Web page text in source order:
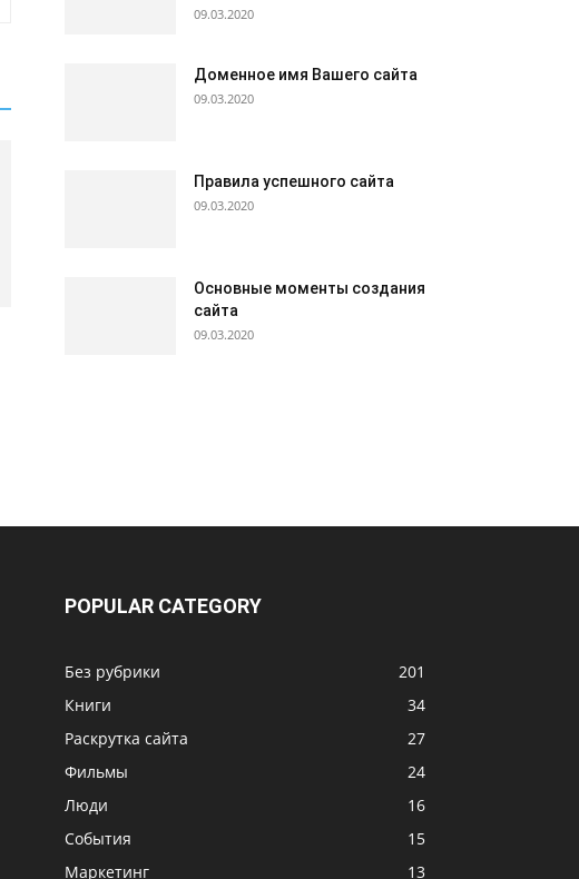
09.03.2020
Доменное имя Вашего сайта
09.03.2020
Правила успешного сайта
09.03.2020
Основные моменты создания
сайта
09.03.2020
POPULAR CATEGORY
Без рубрики
201
Книги
34
Раскрутка сайта
27
Фильмы
24
Люди
16
События
15
Маркетинг
13